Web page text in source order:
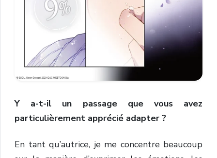
Y a-t-il un passage que vous avez
particulièrement apprécié adapter ?
En tant qu’autrice, je me concentre beaucoup